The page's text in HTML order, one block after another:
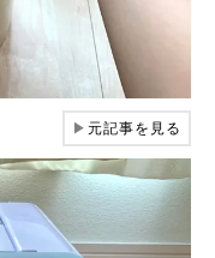
▶元記事を見る